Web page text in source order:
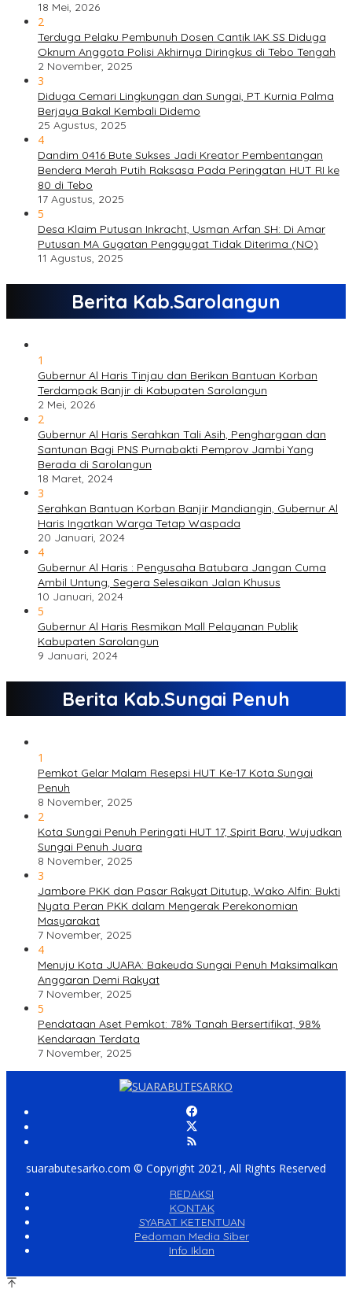
18 Mei, 2026
2
Terduga Pelaku Pembunuh Dosen Cantik IAK SS Diduga
Oknum Anggota Polisi Akhirnya Diringkus di Tebo Tengah
2 November, 2025
3
Diduga Cemari Lingkungan dan Sungai, PT Kurnia Palma
Berjaya Bakal Kembali Didemo
25 Agustus, 2025
4
Dandim 0416 Bute Sukses Jadi Kreator Pembentangan
Bendera Merah Putih Raksasa Pada Peringatan HUT RI ke
80 di Tebo
17 Agustus, 2025
5
Desa Klaim Putusan Inkracht, Usman Arfan SH: Di Amar
Putusan MA Gugatan Penggugat Tidak Diterima (NO)
11 Agustus, 2025
Berita Kab.Sarolangun
1
Gubernur Al Haris Tinjau dan Berikan Bantuan Korban
Terdampak Banjir di Kabupaten Sarolangun
2 Mei, 2026
2
Gubernur Al Haris Serahkan Tali Asih, Penghargaan dan
Santunan Bagi PNS Purnabakti Pemprov Jambi Yang
Berada di Sarolangun
18 Maret, 2024
3
Serahkan Bantuan Korban Banjir Mandiangin, Gubernur Al
Haris Ingatkan Warga Tetap Waspada
20 Januari, 2024
4
Gubernur Al Haris : Pengusaha Batubara Jangan Cuma
Ambil Untung, Segera Selesaikan Jalan Khusus
10 Januari, 2024
5
Gubernur Al Haris Resmikan Mall Pelayanan Publik
Kabupaten Sarolangun
9 Januari, 2024
Berita Kab.Sungai Penuh
1
Pemkot Gelar Malam Resepsi HUT Ke-17 Kota Sungai
Penuh
8 November, 2025
2
Kota Sungai Penuh Peringati HUT 17, Spirit Baru, Wujudkan
Sungai Penuh Juara
8 November, 2025
3
Jambore PKK dan Pasar Rakyat Ditutup, Wako Alfin: Bukti
Nyata Peran PKK dalam Mengerak Perekonomian
Masyarakat
7 November, 2025
4
Menuju Kota JUARA: Bakeuda Sungai Penuh Maksimalkan
Anggaran Demi Rakyat
7 November, 2025
5
Pendataan Aset Pemkot: 78% Tanah Bersertifikat, 98%
Kendaraan Terdata
7 November, 2025
suarabutesarko.com © Copyright 2021, All Rights Reserved
REDAKSI
KONTAK
SYARAT KETENTUAN
Pedoman Media Siber
Info Iklan